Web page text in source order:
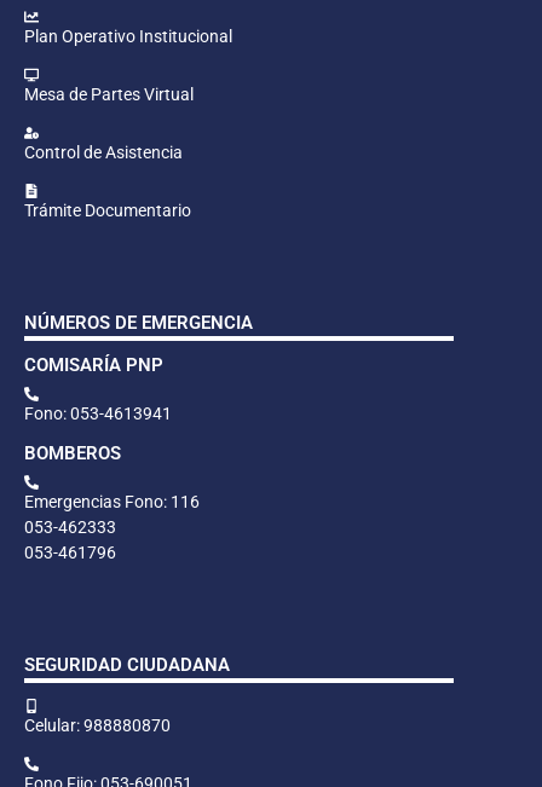
Plan Operativo Institucional
Mesa de Partes Virtual
Control de Asistencia
Trámite Documentario
NÚMEROS DE EMERGENCIA
COMISARÍA PNP
Fono: 053-4613941
BOMBEROS
Emergencias Fono: 116
053-462333
053-461796
SEGURIDAD CIUDADANA
Celular: 988880870
Fono Fijo: 053-690051